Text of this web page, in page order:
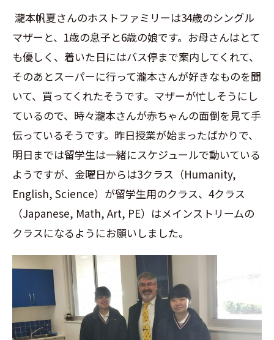
瀧本帆夏さんのホストファミリーは34歳のシングル
マザーと、 1歳の息子と6歳の娘です。お母さんはとて
も優しく、着いた日にはバス停まで案内してくれて、
そのあとスーパーに行って瀧本さんが好きなものを聞
いて、買ってくれたそうです。マザーが忙しそうにし
ているので、時々瀧本さんが赤ちゃんの面倒を見て手
伝っているそうです。昨日授業が始まったばかりで、
明日までは留学生は一緒にスケジュールで動いている
ようですが、金曜日からは3クラス（Humanity,
English, Science）が留学生用のクラス、 4クラス
（Japanese, Math, Art, PE）はメインストリームの
クラスになるようにお願いしました。